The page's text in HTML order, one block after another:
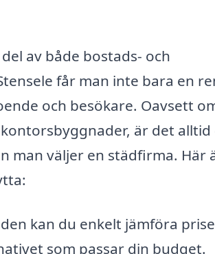
av både bostads- och
får man inte bara en
och besökare. Oavsett
är det alltid
man väljer en städfirma. Här
kan du enkelt jämföra
som passar din budget.